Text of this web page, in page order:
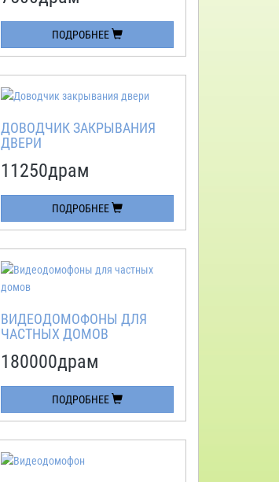
ПОДРОБНЕЕ
ДОВОДЧИК ЗАКРЫВАНИЯ
ДВЕРИ
11250драм
ПОДРОБНЕЕ
ВИДЕОДОМОФОНЫ ДЛЯ
ЧАСТНЫХ ДОМОВ
180000драм
ПОДРОБНЕЕ